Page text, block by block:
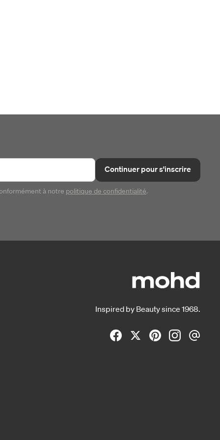
Continuer pour s'inscrire
à notre politique de confidentialité.
Inspired by Beauty since 1968.